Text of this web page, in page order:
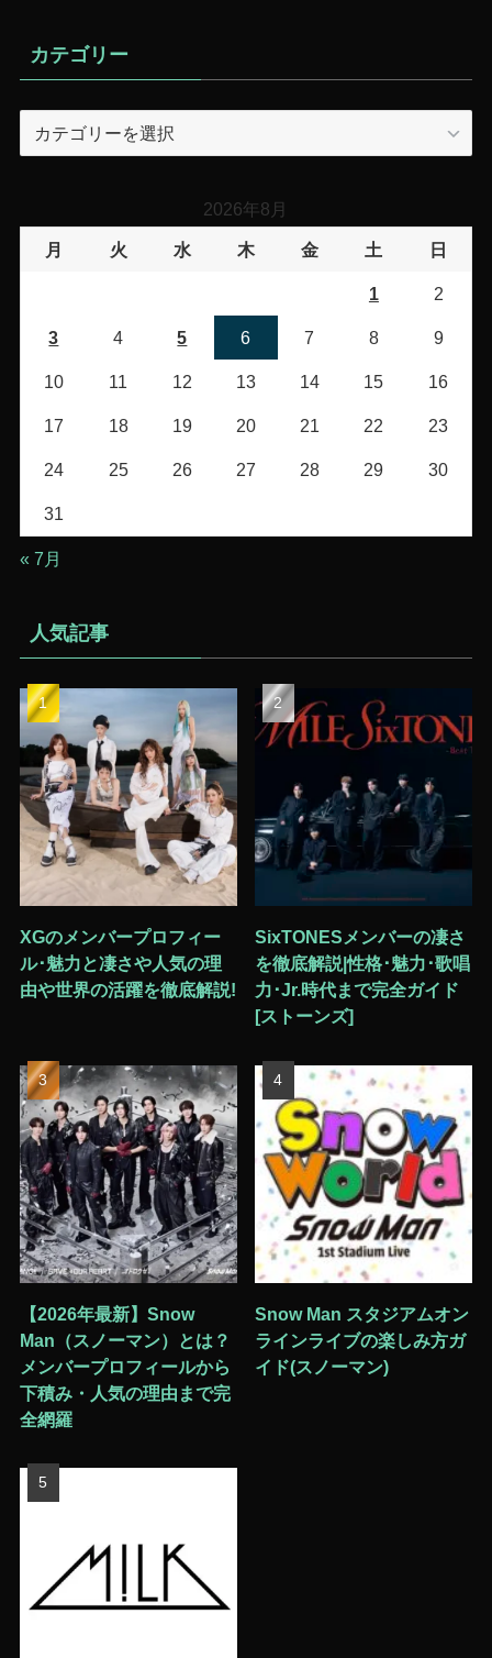
カテゴリー
テ
ー
2026年8月
月 火 水 木 金 土 日
1 2
3 4 5 6 7 8 9
10 11 12 13 14 15 16
17 18 19 20 21 22 23
24 25 26 27 28 29 30
31
« 7月
人気記事
XGのメンバープロフィー
ル･魅力と凄さや人気の理
由や世界の活躍を徹底解説!
SixTONESメンバーの凄さ
を徹底解説|性格･魅力･歌唱
力･Jr.時代まで完全ガイド
[ストーンズ]
【2026年最新】Snow
Man（スノーマン）とは？
メンバープロフィールから
下積み・人気の理由まで完
全網羅
Snow Man スタジアムオン
ラインライブの楽しみ方ガ
イド(スノーマン)